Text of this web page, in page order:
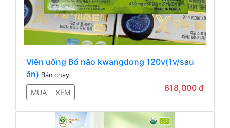
Viên uống Bổ não kwangdong 120v(1v/sau
ăn) Bán chạy
MUA XEM 618,000 đ